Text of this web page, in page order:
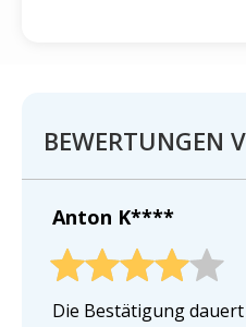
BEWERTUNGEN
Anton K****
Die Bestätigung